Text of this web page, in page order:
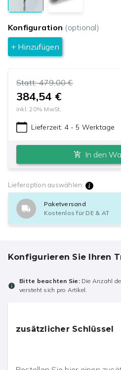
Konfiguration (optional)
+ Hinzufügen
Statt:479,00 €
384,54 €
inkl.20% MwSt.
Lieferzeit: 4 - 5 Werktage
In den
Lieferoption auswählen:
Paketversand
Kostenlos für DE & AT
Konfigurieren Sie Ihren
Bitte beachten Sie:Die Anzahl
versteht sich pro Artikel.
zusätzlicher Schlüssel